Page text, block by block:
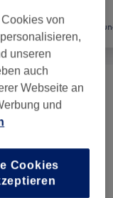
ab 10 €
von
unseren
auch
Webseite an
und
Cookies